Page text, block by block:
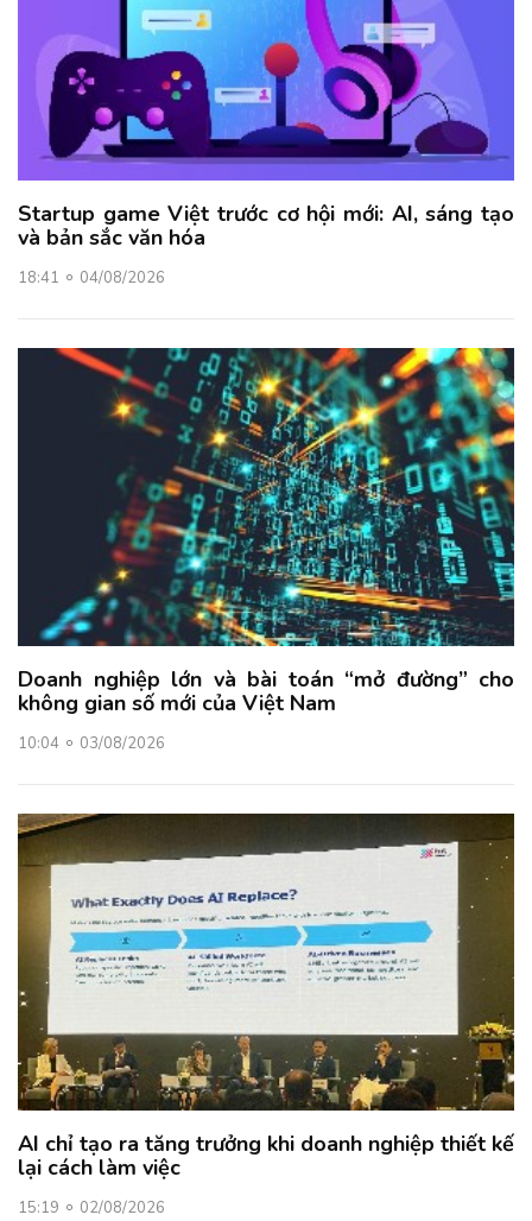
Startup game Việt trước cơ hội mới: AI, sáng tạo
và bản sắc văn hóa
18:41 04/08/2026
Doanh nghiệp lớn và bài toán “mở đường” cho
không gian số mới của Việt Nam
10:04 03/08/2026
AI chỉ tạo ra tăng trưởng khi doanh nghiệp thiết kế
lại cách làm việc
15:19 02/08/2026